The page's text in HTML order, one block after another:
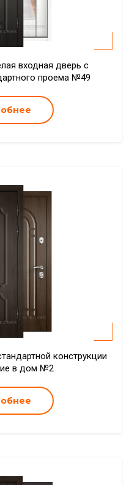
входная дверь с
проема №49
конструкции
в дом №2